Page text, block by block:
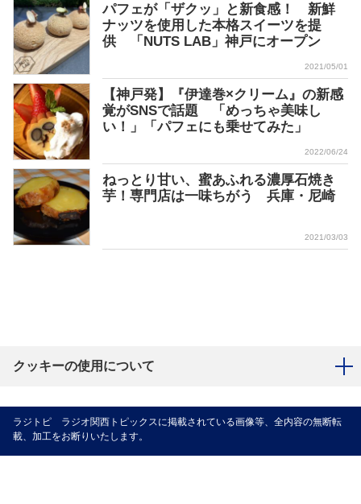
パフェが「ザクッ」と新食感！ 新鮮
ナッツを使用した本格スイーツを提
供 「NUTS LAB」神戸にオープン
2021/05/01
【神戸発】『伊達巻×クリーム』の新感
覚がSNSで話題 「めっちゃ美味し
い！」「パフェにも乗せてみた」
2022/06/24
ねっとり甘い、蜜あふれる濃厚石焼き
芋！専門店は一味ちがう 兵庫・尼崎
2021/03/03
クッキーの使用について
ラジトピ ラジオ関西トピックスに掲載されている画像等、全内容の無断転
載、加工をお断りいたします。